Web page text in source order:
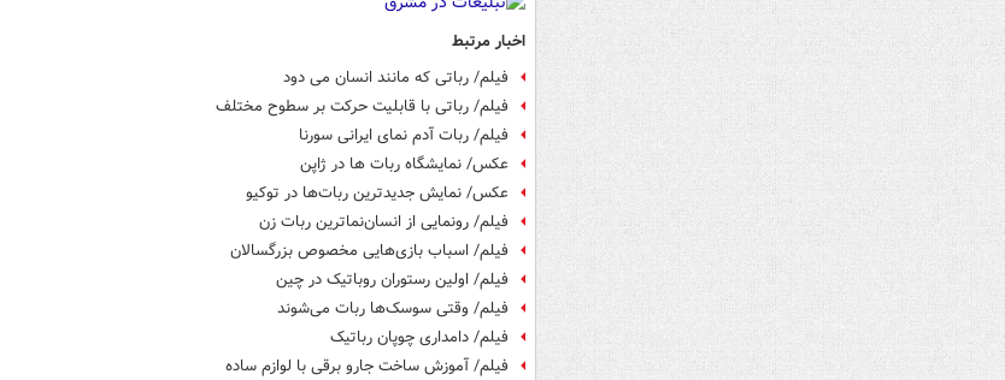
اخبار مرتبط
فیلم/ رباتی که مانند انسان می دود
فیلم/ رباتی با قابلیت حرکت بر سطوح مختلف
فیلم/ ربات آدم نمای ایرانی سورنا
عکس/ نمایشگاه ربات ها در ژاپن
عکس/ نمایش جدیدترین ربات‌ها در توکیو
فیلم/ رونمایی از انسان‎‌نماترین ربات زن
فیلم/ اسباب بازی‌هایی مخصوص بزرگسالان
فیلم/ اولین رستوران روباتیک در چین
فیلم/ وقتی سوسک‌ها ربات می‌شوند
فیلم/ دامداری چوپان رباتیک
فیلم/ آموزش ساخت جارو برقی با لوازم ساده